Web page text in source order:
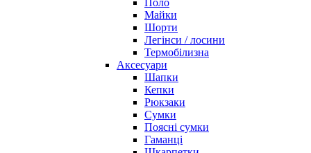
Майки
Шорти
Легінси / лосини
Термобілизна
Аксесуари
Шапки
Кепки
Рюкзаки
Сумки
Поясні сумки
Гаманці